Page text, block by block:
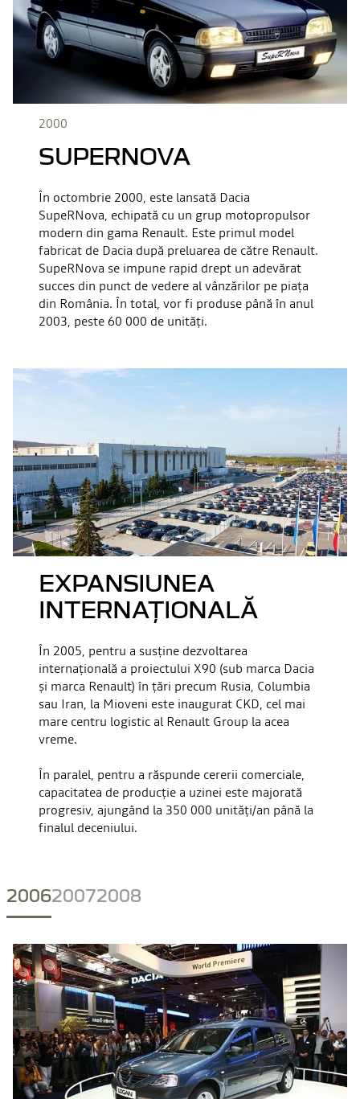
2000
SUPERNOVA
În octombrie 2000, este lansată Dacia
SupeRNova, echipată cu un grup motopropulsor
modern din gama Renault. Este primul model
fabricat de Dacia după preluarea de către Renault.
SupeRNova se impune rapid drept un adevărat
succes din punct de vedere al vânzărilor pe piața
din România. În total, vor fi produse până în anul
2003, peste 60 000 de unități.
EXPANSIUNEA
INTERNAȚIONALĂ
În 2005, pentru a susține dezvoltarea
internațională a proiectului X90 (sub marca Dacia
și marca Renault) în țări precum Rusia, Columbia
sau Iran, la Mioveni este inaugurat CKD, cel mai
mare centru logistic al Renault Group la acea
vreme.
În paralel, pentru a răspunde cererii comerciale,
capacitatea de producție a uzinei este majorată
progresiv, ajungând la 350 000 unități/an până la
finalul deceniului.
200620072008